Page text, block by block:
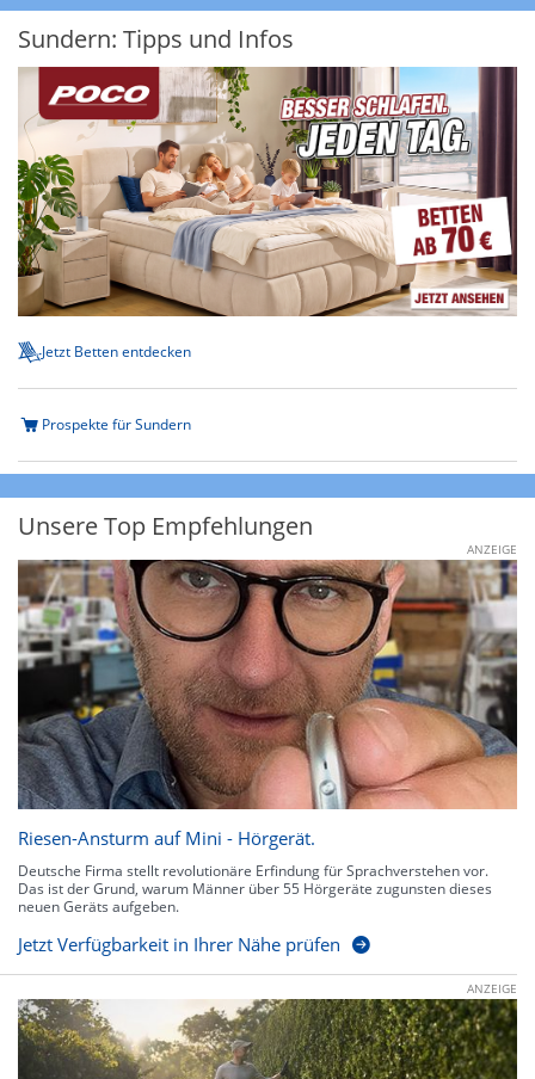
Sundern: Tipps und Infos
Jetzt Betten entdecken
Prospekte für Sundern
Unsere Top Empfehlungen
ANZEIGE
Riesen-Ansturm auf Mini - Hörgerät.
Deutsche Firma stellt revolutionäre Erfindung für Sprachverstehen vor.
Das ist der Grund, warum Männer über 55 Hörgeräte zugunsten dieses
neuen Geräts aufgeben.
Jetzt Verfügbarkeit in Ihrer Nähe prüfen
ANZEIGE